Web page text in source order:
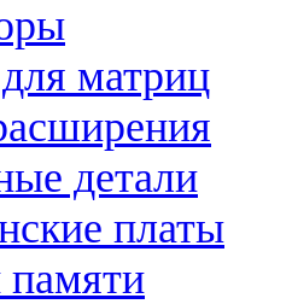
матриц
детали
платы